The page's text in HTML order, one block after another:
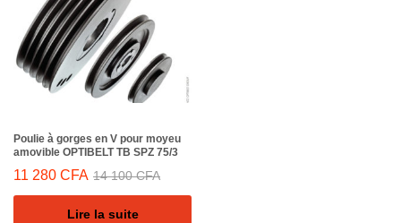
Poulie à gorges en V pour moyeu
amovible OPTIBELT TB SPZ 75/3
11 280 CFA 14 100CFA
Lire la suite